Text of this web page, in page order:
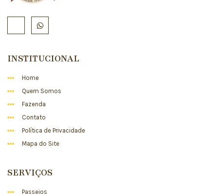
INSTITUCIONAL
Home
Quem Somos
Fazenda
Contato
Política de Privacidade
Mapa do Site
SERVIÇOS
Passeios